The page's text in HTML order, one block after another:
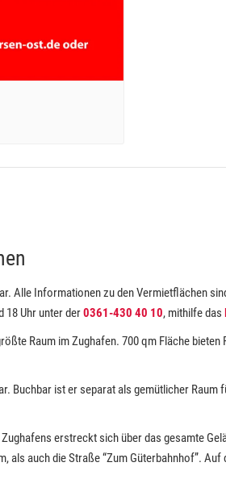
Alle Informationen zu den Vermietflächen
18 Uhr unter der0361-430 40 10, mithilfe das
Raum im Zughafen. 700 qm Fläche
Buchbar ist er separat als gemütlicher
erstreckt sich über das gesamte
als auch die Straße “Zum Güterbahnhof”.